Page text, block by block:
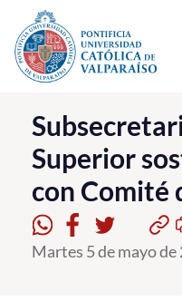
Click acá para ir
La Universidad
Investigación,
PUCV Internacional
Vinculación con el
Superior
con Comité
Martes 5 de mayo de